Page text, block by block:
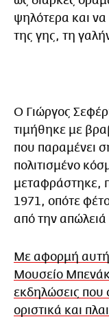
ψηλότερα και να
της γης, τη
Ο Γιώργος
τιμήθηκε με
που παραμένει
πολιτισμένο
μεταφράστηκε,
1971, οπότε
από την απώλειά
Με αφορμή
Μουσείο
εκδηλώσεις
οριστικά και